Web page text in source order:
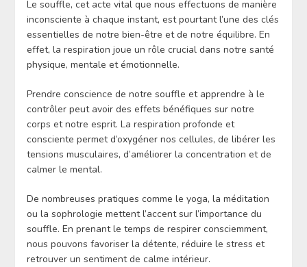
Le souffle, cet acte vital que nous effectuons de manière
inconsciente à chaque instant, est pourtant l’une des clés
essentielles de notre bien-être et de notre équilibre. En
effet, la respiration joue un rôle crucial dans notre santé
physique, mentale et émotionnelle.
Prendre conscience de notre souffle et apprendre à le
contrôler peut avoir des effets bénéfiques sur notre
corps et notre esprit. La respiration profonde et
consciente permet d’oxygéner nos cellules, de libérer les
tensions musculaires, d’améliorer la concentration et de
calmer le mental.
De nombreuses pratiques comme le yoga, la méditation
ou la sophrologie mettent l’accent sur l’importance du
souffle. En prenant le temps de respirer consciemment,
nous pouvons favoriser la détente, réduire le stress et
retrouver un sentiment de calme intérieur.